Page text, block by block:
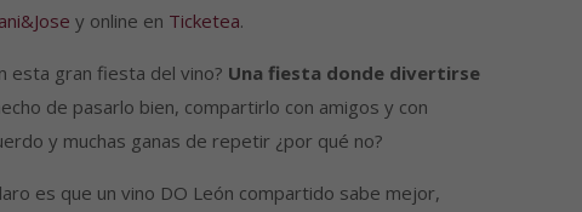
y online en Ticketea.
esta gran fiesta del vino? Una fiesta donde divertirse
de pasarlo bien, compartirlo con amigos y con
y muchas ganas de repetir ¿por qué no?
es que un vino DO León compartido sabe mejor,